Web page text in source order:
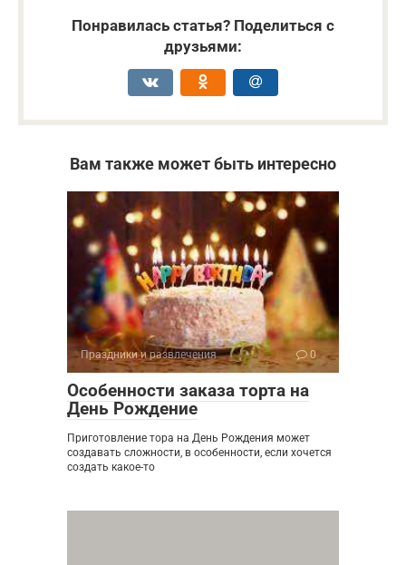
Понравилась статья? Поделиться с
друзьями:
Вам также может быть интересно
Праздники и развлечения 0
Особенности заказа торта на
День Рождение
Приготовление тора на День Рождения может
создавать сложности, в особенности, если хочется
создать какое-то